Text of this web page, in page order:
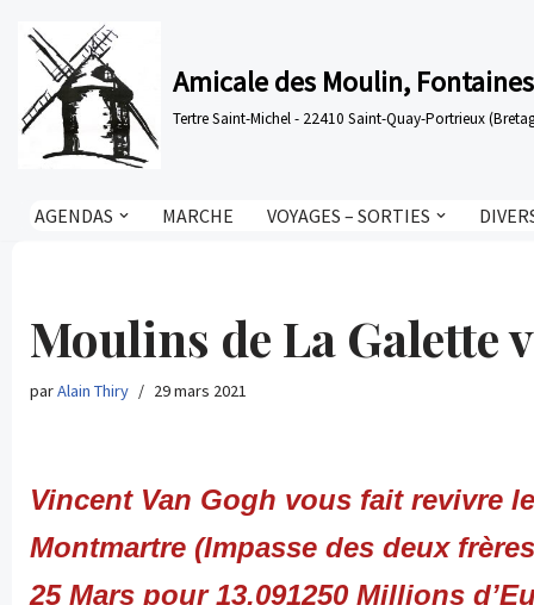
Aller
au
contenu
Amicale des Moulin,
Tertre Saint-Michel - 22410 Saint-Quay-Portrieux
AGENDAS MARCHE VOYAGES – SORTIES
Moulins de La Galette
parAlain Thiry 29 mars 2021
Vincent Van Gogh vous fait revivre
Montmartre (Impasse des deux
25 Mars pour 13.091250 Millions